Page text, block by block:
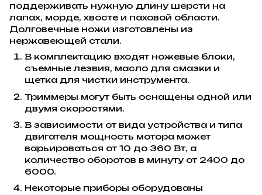
поддерживать нужную длину шерсти на
лапах, морде, хвосте и паховой области.
Долговечные ножи изготовлены из
нержавеющей стали.
В комплектацию входят ножевые блоки,
съемные лезвия, масло для смазки и
щетка для чистки инструмента.
Триммеры могут быть оснащены одной или
двумя скоростями.
В зависимости от вида устройства и типа
двигателя мощность мотора может
варьироваться от 10 до 360 Вт, а
количество оборотов в минуту от 2400 до
6000.
Некоторые приборы оборудованы